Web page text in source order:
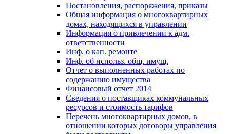
Постановления, распоряжения, приказы
Общая информация о многоквартирных
домах, находящихся в управлении
Информация о привлечении к адм.
ответственности
Инф. о кап. ремонте
Инф. об использ. общ. имущ.
Отчет о выполненных работах по
содержанию имущества
Финансовый отчет 2014
Сведения о поставщиках коммунальных
ресурсов и стоимость тарифов
Перечень многоквартирных домов, в
отношении которых договоры управления